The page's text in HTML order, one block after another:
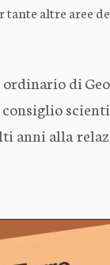
tante altre aree
di
anni alla